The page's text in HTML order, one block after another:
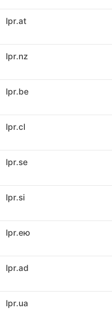
lpr.at
lpr.nz
lpr.be
lpr.cl
lpr.se
lpr.si
lpr.ею
lpr.ad
lpr.ua